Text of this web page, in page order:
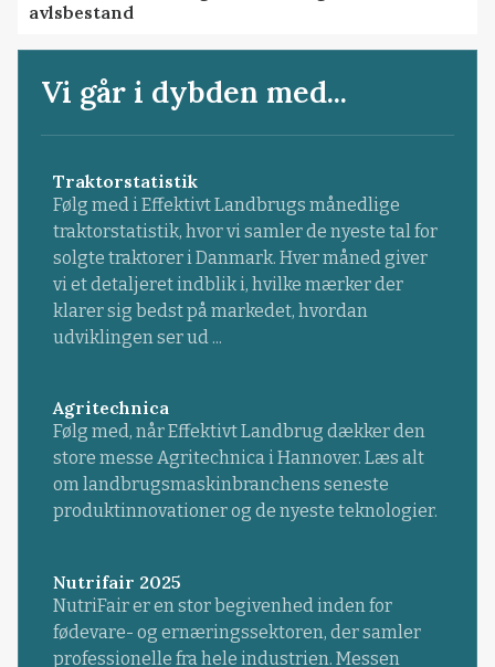
avlsbestand
Vi går i dybden med...
Traktorstatistik
Følg med i Effektivt Landbrugs månedlige
traktorstatistik, hvor vi samler de nyeste tal for
solgte traktorer i Danmark. Hver måned giver
vi et detaljeret indblik i, hvilke mærker der
klarer sig bedst på markedet, hvordan
udviklingen ser ud ...
Agritechnica
Følg med, når Effektivt Landbrug dækker den
store messe Agritechnica i Hannover. Læs alt
om landbrugsmaskinbranchens seneste
produktinnovationer og de nyeste teknologier.
Nutrifair 2025
NutriFair er en stor begivenhed inden for
fødevare- og ernæringssektoren, der samler
professionelle fra hele industrien. Messen